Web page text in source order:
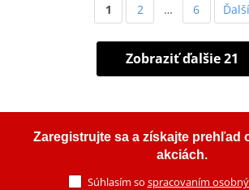
1 2 … 6 Ďalší
Zobraziť ďalšie 21
Zaregistrujte sa a získajte prehľad
akciách.
Súhlasím so spracovaním